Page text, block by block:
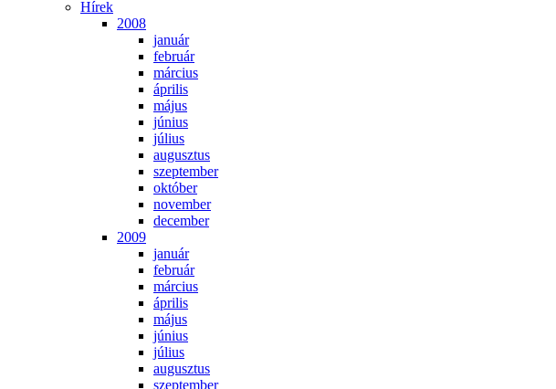
Hí­rek
2008
ja­nu­ár
feb­ru­ár
már­ci­us
áp­ri­lis
má­jus
jú­ni­us
jú­li­us
au­gusz­tus
szep­tem­ber
ok­tó­ber
no­vem­ber
de­cem­ber
2009
ja­nu­ár
feb­ru­ár
már­ci­us
áp­ri­lis
má­jus
jú­ni­us
jú­li­us
au­gusz­tus
szep­tem­ber